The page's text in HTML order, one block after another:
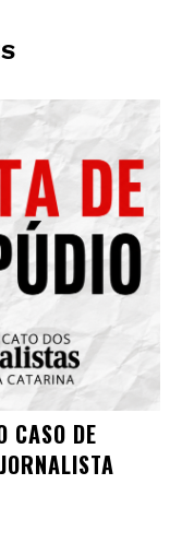
CASO DE